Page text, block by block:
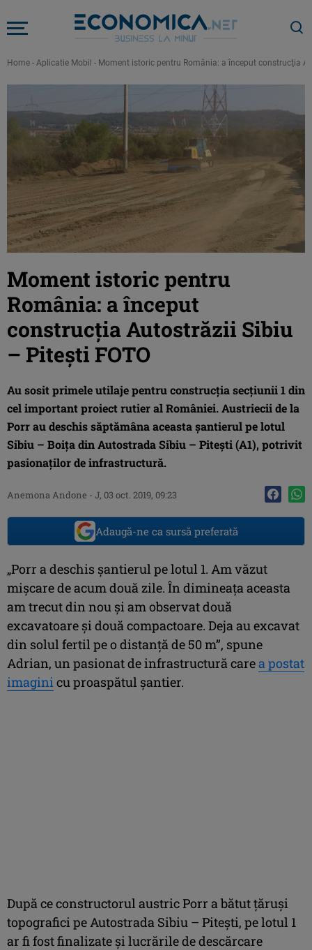
Home - Aplicatie Mobil - Moment istoric pentru România: a început construcţia
Moment istoric pentru
România: a început
construcţia Autostrăzii Sibiu
– Piteşti FOTO
Au sosit primele utilaje pentru construcţia secţiunii 1 din
cel important proiect rutier al României. Austriecii de la
Porr au deschis săptămâna aceasta şantierul pe lotul
Sibiu – Boiţa din Autostrada Sibiu – Piteşti (A1), potrivit
pasionaţilor de infrastructură.
Anemona Andone - J, 03 oct. 2019, 09:23
Adaugă-ne ca sursă preferată
„Porr a deschis șantierul pe lotul 1. Am văzut
mişcare de acum două zile. În dimineaţa aceasta
am trecut din nou şi am observat două
excavatoare şi două compactoare. Deja au excavat
din solul fertil pe o distanță de 50 m”, spune
Adrian, un pasionat de infrastructură carea postat
imaginicu proaspătul şantier.
După ce constructorul austric Porr a bătut ţăruşi
topografici pe Autostrada Sibiu – Piteşti, pe lotul 1
ar fi fost finalizate şi lucrările de descărcare